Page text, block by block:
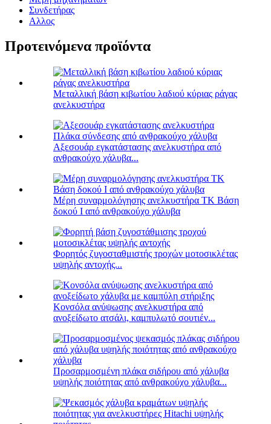
Συνδετήρας
Αλλος
Προτεινόμενα προϊόντα
Μεταλλική βάση κιβωτίου λαδιού κύριας ράγας
ανελκυστήρα
Αξεσουάρ εγκατάστασης ανελκυστήρα από
ανθρακούχο χάλυβα...
Μέρη συναρμολόγησης ανελκυστήρα TK Βάση
δοκού I από ανθρακούχο χάλυβα
Φορητός ζυγοσταθμιστής τροχών μοτοσικλέτας
υψηλής αντοχής...
Κονσόλα ανύψωσης ανελκυστήρα από
ανοξείδωτο ατσάλι, καμπυλωτό σουτιέν...
Προσαρμοσμένη πλάκα σιδήρου από χάλυβα
υψηλής ποιότητας από ανθρακούχο χάλυβα...